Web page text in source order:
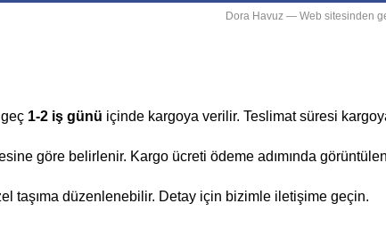
Dora Havuz — Web sitesinden
1-2 iş günü içinde kargoya verilir. Teslimat süresi
göre belirlenir. Kargo ücreti ödeme adımında
taşıma düzenlenebilir. Detay için bizimle iletişime geçin.